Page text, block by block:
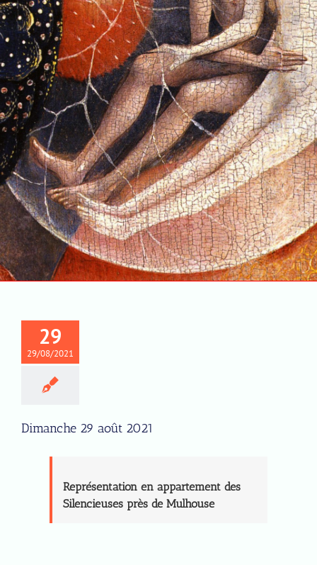
29
29/08/2021
Dimanche 29 août 2021
Représentation en appartement des
Silencieuses près de Mulhouse